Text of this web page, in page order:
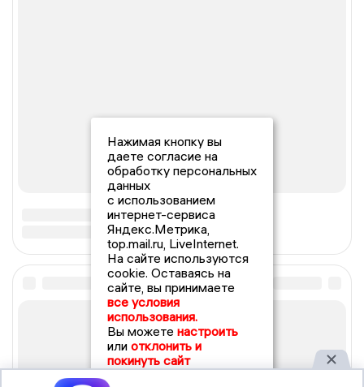
Нажимая кнопку вы
даете согласие на
обработку персональных
данных
с использованием
интернет-сервиса
Яндекс.Метрика,
top.mail.ru, LiveInternet.
На сайте используются
cookie. Оставаясь на
сайте, вы принимаете
все условия
использования.
Вы можете настроить
или отклонить и
покинуть сайт